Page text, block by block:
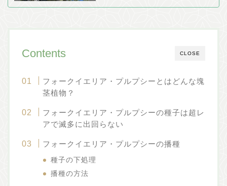
CLOSE
Contents
フォークイエリア・プルプシーとはどんな塊
茎植物？
フォークイエリア・プルプシーの種子は超レ
アで滅多に出回らない
フォークイエリア・プルプシーの播種
種子の下処理
播種の方法